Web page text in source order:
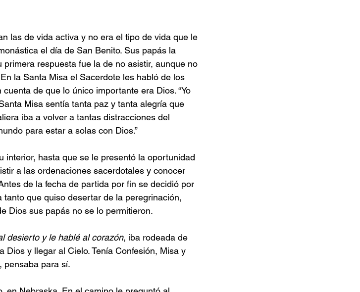
las de vida activa y no era el tipo de vida que le
el día de San Benito. Sus papás la
respuesta fue la de no asistir, aunque no
la Santa Misa el Sacerdote les habló de los
de que lo único importante era Dios. “Yo
Misa sentía tanta paz y tanta alegría que
iba a volver a tantas distracciones del
para estar a solas con Dios.”
interior, hasta que se le presentó la oportunidad
a las ordenaciones sacerdotales y conocer
de la fecha de partida por fin se decidió por
que quiso desertar de la peregrinación,
Dios sus papás no se lo permitieron.
desierto y le hablé al corazón, iba rodeada de
y llegar al Cielo. Tenía Confesión, Misa y
pensaba para sí.